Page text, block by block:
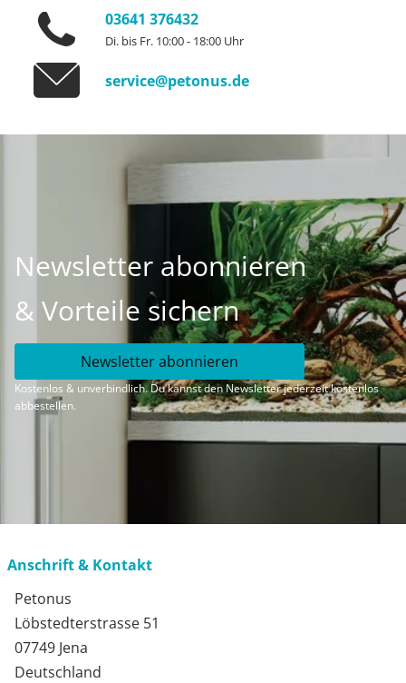
03641 376432
Di. bis Fr. 10:00 - 18:00 Uhr
service@petonus.de
Newsletter abonnieren
& Vorteile sichern
Newsletter abonnieren
Kostenlos & unverbindlich. Du kannst den Newsletter jederzeit kostenlos
abbestellen.
Anschrift & Kontakt
Petonus
Löbstedterstrasse 51
07749 Jena
Deutschland